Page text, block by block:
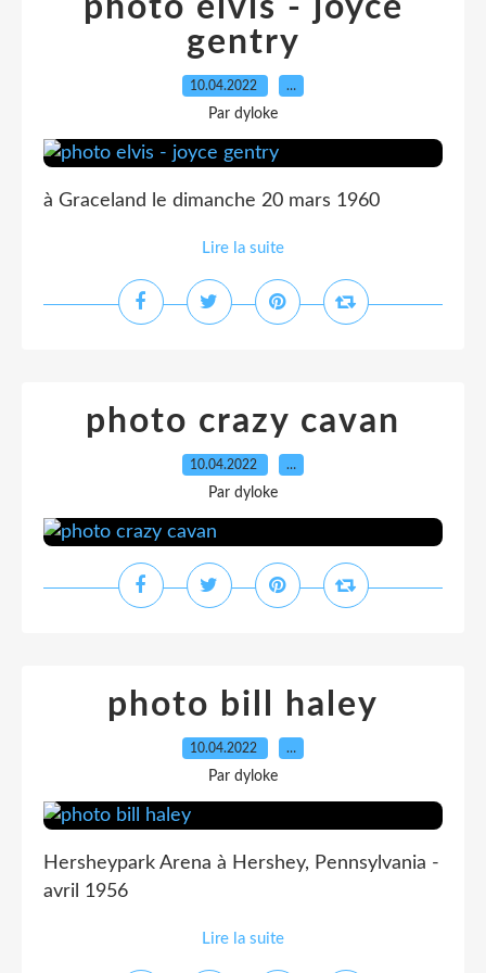
photo elvis - joyce
gentry
10.04.2022 …
Par dyloke
à Graceland le dimanche 20 mars 1960
Lire la suite
photo crazy cavan
10.04.2022 …
Par dyloke
photo bill haley
10.04.2022 …
Par dyloke
Hersheypark Arena à Hershey, Pennsylvania -
avril 1956
Lire la suite